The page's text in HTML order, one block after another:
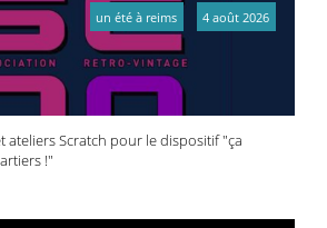
ateliers Scratch pour le dispositif "ça
!"
un été à reims 4 août 2026